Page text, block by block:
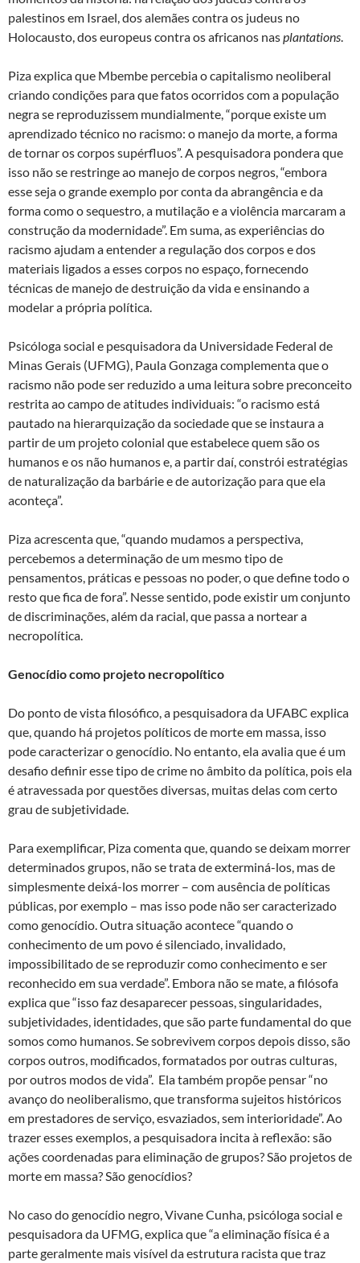
palestinos em Israel, dos alemães contra os judeus no
Holocausto, dos europeus contra os africanos nasplantations.
Piza explica que Mbembe percebia o capitalismo neoliberal
criando condições para que fatos ocorridos com a população
negra se reproduzissem mundialmente, “porque existe um
aprendizado técnico no racismo: o manejo da morte, a forma
de tornar os corpos supérfluos”. A pesquisadora pondera que
isso não se restringe ao manejo de corpos negros, “embora
esse seja o grande exemplo por conta da abrangência e da
forma como o sequestro, a mutilação e a violência marcaram a
construção da modernidade”. Em suma, as experiências do
racismo ajudam a entender a regulação dos corpos e dos
materiais ligados a esses corpos no espaço, fornecendo
técnicas de manejo de destruição da vida e ensinando a
modelar a própria política.
Psicóloga social e pesquisadora da Universidade Federal de
Minas Gerais (UFMG), Paula Gonzaga complementa que o
racismo não pode ser reduzido a uma leitura sobre preconceito
restrita ao campo de atitudes individuais: “o racismo está
pautado na hierarquização da sociedade que se instaura a
partir de um projeto colonial que estabelece quem são os
humanos e os não humanos e, a partir daí, constrói estratégias
de naturalização da barbárie e de autorização para que ela
aconteça”.
Piza acrescenta que, “quando mudamos a perspectiva,
percebemos a determinação de um mesmo tipo de
pensamentos, práticas e pessoas no poder, o que define todo o
resto que fica de fora”. Nesse sentido, pode existir um conjunto
de discriminações, além da racial, que passa a nortear a
necropolítica.
Genocídio como projeto necropolítico
Do ponto de vista filosófico, a pesquisadora da UFABC explica
que, quando há projetos políticos de morte em massa, isso
pode caracterizar o genocídio. No entanto, ela avalia que é um
desafio definir esse tipo de crime no âmbito da política, pois ela
é atravessada por questões diversas, muitas delas com certo
grau de subjetividade.
Para exemplificar, Piza comenta que, quando se deixam morrer
determinados grupos, não se trata de exterminá-los, mas de
simplesmente deixá-los morrer – com ausência de políticas
públicas, por exemplo – mas isso pode não ser caracterizado
como genocídio. Outra situação acontece “quando o
conhecimento de um povo é silenciado, invalidado,
impossibilitado de se reproduzir como conhecimento e ser
reconhecido em sua verdade”. Embora não se mate, a filósofa
explica que “isso faz desaparecer pessoas, singularidades,
subjetividades, identidades, que são parte fundamental do que
somos como humanos. Se sobrevivem corpos depois disso, são
corpos outros, modificados, formatados por outras culturas,
por outros modos de vida”. Ela também propõe pensar “no
avanço do neoliberalismo, que transforma sujeitos históricos
em prestadores de serviço, esvaziados, sem interioridade”. Ao
trazer esses exemplos, a pesquisadora incita à reflexão: são
ações coordenadas para eliminação de grupos? São projetos de
morte em massa? São genocídios?
No caso do genocídio negro, Vivane Cunha, psicóloga social e
pesquisadora da UFMG, explica que “a eliminação física é a
parte geralmente mais visível da estrutura racista que traz